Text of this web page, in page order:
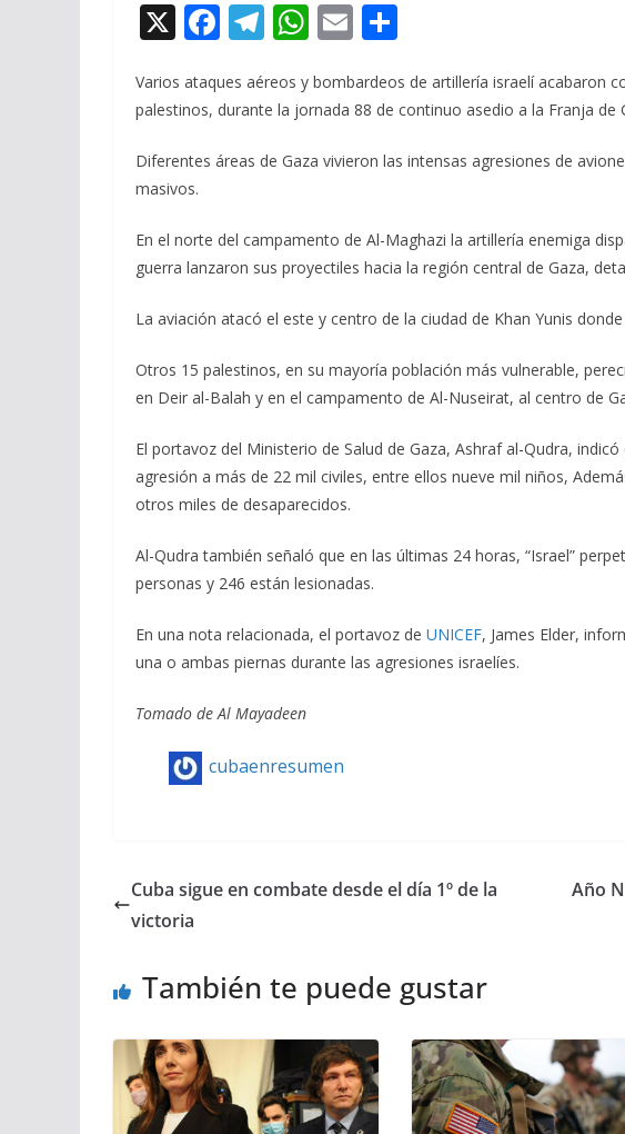
X F
e
b
o
k
T
e
gr
a
W
at
s
A
p
E
ai
l
m
p
ar
r
Varios ataques aéreos y bombardeos de artillería israelí acabaron
palestinos, durante la jornada 88 de continuo asedio a la Franja de
Diferentes áreas de Gaza vivieron las intensas agresiones de
masivos.
En el norte del campamento de Al-Maghazi la artillería enemiga
guerra lanzaron sus proyectiles hacia la región central de Gaza,
La aviación atacó el este y centro de la ciudad de Khan Yunis
Otros 15 palestinos, en su mayoría población más vulnerable,
en Deir al-Balah y en el campamento de Al-Nuseirat, al centro de
El portavoz del Ministerio de Salud de Gaza, Ashraf al-Qudra,
agresión a más de 22 mil civiles, entre ellos nueve mil niños,
otros miles de desaparecidos.
Al-Qudra también señaló que en las últimas 24 horas, “Israel”
personas y 246 están lesionadas.
En una nota relacionada, el portavoz de UNICEF, James Elder,
una o ambas piernas durante las agresiones israelíes.
Tomado de Al Mayadeen
cubaenresumen
Cuba sigue en combate desde el día 1º de la
victoria
Año
También te puede gustar